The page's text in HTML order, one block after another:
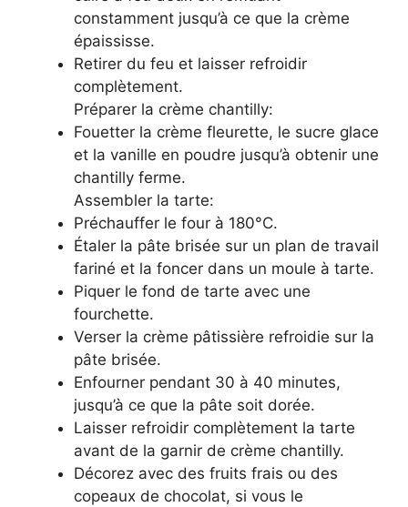
constamment jusqu’à ce que la crème
épaississe.
Retirer du feu et laisser refroidir
complètement.
Préparer la crème chantilly:
Fouetter la crème fleurette, le sucre glace
et la vanille en poudre jusqu’à obtenir une
chantilly ferme.
Assembler la tarte:
Préchauffer le four à 180°C.
Étaler la pâte brisée sur un plan de travail
fariné et la foncer dans un moule à tarte.
Piquer le fond de tarte avec une
fourchette.
Verser la crème pâtissière refroidie sur la
pâte brisée.
Enfourner pendant 30 à 40 minutes,
jusqu’à ce que la pâte soit dorée.
Laisser refroidir complètement la tarte
avant de la garnir de crème chantilly.
Décorez avec des fruits frais ou des
copeaux de chocolat, si vous le